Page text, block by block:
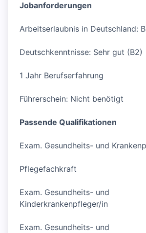
Jobanforderungen
Arbeitserlaubnis in Deutschland:
Deutschkenntnisse: Sehr gut (B2)
1 Jahr Berufserfahrung
Führerschein: Nicht benötigt
Passende Qualifikationen
Exam. Gesundheits- und
Pflegefachkraft
Exam. Gesundheits- und
Kinderkrankenpfleger/in
Exam. Gesundheits- und